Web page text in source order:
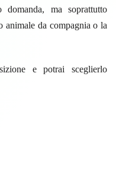
ma soprattutto
animale da compagnia o la
e potrai sceglierlo